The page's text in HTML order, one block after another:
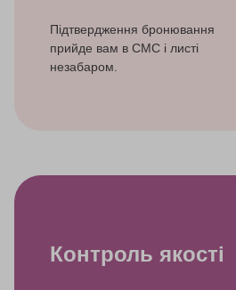
Підтвердження бронювання
прийде вам в СМС і листі
незабаром.
Контроль якості